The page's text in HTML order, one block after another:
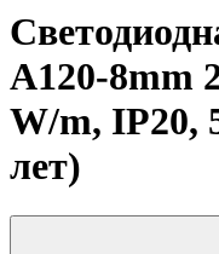
A120-8mm
W/m, IP20,
лет)